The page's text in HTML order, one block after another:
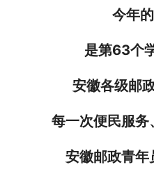
今年
是第63个
安徽各级邮
每一次便民服
安徽邮政青年